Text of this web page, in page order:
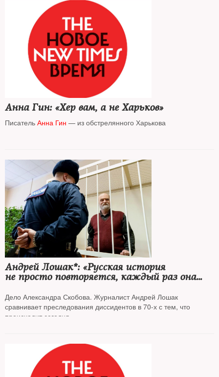
Анна Гин: «Хер вам, а не Харьков»
Писатель Анна Гин — из обстрелянного Харькова
Андрей Лошак*: «Русская история
не просто повторяется, каждый раз она
Дело Александра Скобова. Журналист Андрей Лошак
сравнивает преследования диссидентов в 70-х с тем, что
происходит сегодня